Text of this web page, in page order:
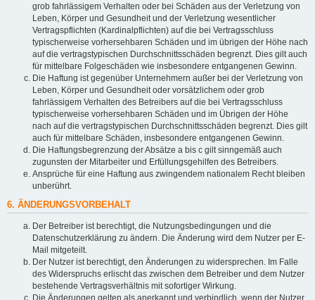
grob fahrlässigem Verhalten oder bei Schäden aus der Verletzung von
Leben, Körper und Gesundheit und der Verletzung wesentlicher
Vertragspflichten (Kardinalpflichten) auf die bei Vertragsschluss
typischerweise vorhersehbaren Schäden und im übrigen der Höhe nach
auf die vertragstypischen Durchschnittsschäden begrenzt. Dies gilt auch
für mittelbare Folgeschäden wie insbesondere entgangenen Gewinn.
Die Haftung ist gegenüber Unternehmern außer bei der Verletzung von
Leben, Körper und Gesundheit oder vorsätzlichem oder grob
fahrlässigem Verhalten des Betreibers auf die bei Vertragsschluss
typischerweise vorhersehbaren Schäden und im Übrigen der Höhe
nach auf die vertragstypischen Durchschnittsschäden begrenzt. Dies gilt
auch für mittelbare Schäden, insbesondere entgangenen Gewinn.
Die Haftungsbegrenzung der Absätze a bis c gilt sinngemäß auch
zugunsten der Mitarbeiter und Erfüllungsgehilfen des Betreibers.
Ansprüche für eine Haftung aus zwingendem nationalem Recht bleiben
unberührt.
6. ÄNDERUNGSVORBEHALT
Der Betreiber ist berechtigt, die Nutzungsbedingungen und die
Datenschutzerklärung zu ändern. Die Änderung wird dem Nutzer per E-
Mail mitgeteilt.
Der Nutzer ist berechtigt, den Änderungen zu widersprechen. Im Falle
des Widerspruchs erlischt das zwischen dem Betreiber und dem Nutzer
bestehende Vertragsverhältnis mit sofortiger Wirkung.
Die Änderungen gelten als anerkannt und verbindlich, wenn der Nutzer